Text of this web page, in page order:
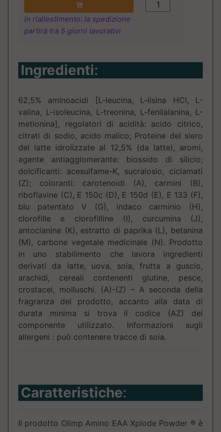
in riallestimento: la spedizione
partirà tra 5 giorni lavorativi
Ingredienti:
62,5% aminoacidi [L-leucina, L-lisina HCl, L-
valina, L-isoleucina, L-treonina, L-fenilalanina, L-
metionina], regolatori di acidità: acido citrico,
citrati di sodio, acido malico; Proteine ​​del siero
del latte idrolizzate al 12,5% (da latte), aromi,
agente antiagglomerante: biossido di silicio;
dolcificanti: acesulfame-K, sucralosio, ciclamati
(Z); coloranti: carotenoidi (A), carmini (B),
riboflavine (C), E 150c (D), E 150d (E), E 133 (F),
blu patentato V (G), indaco carminio (H),
clorofille e clorofilline (I), curcumina (J),
antocianine (K), estratto di paprika (L), betanina
(M), carbone vegetale medicinale (N). Prodotto
in uno stabilimento che lavora ingredienti
derivati ​​da latte, uova, soia, frutta a guscio,
arachidi, cereali contenenti glutine, pesce,
crostacei, molluschi. (A)-(Z) – A seconda della
fragranza del prodotto, accanto alla data di
durata minima si trova il codice (AZ) del
componente utilizzato. Informazioni sugli
allergeni : può contenere tracce di soia.
Caratteristiche:
Il prodotto Olimp Amino EAA Xplode Powder ® è